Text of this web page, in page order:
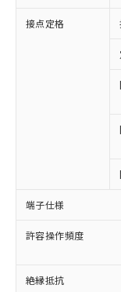
接点定格
端子仕様
許容操作頻度
絶縁抵抗
ご利
以下の条
ご利用く
商
(税
当
本
こ
在
記
タ
覧
対応予定
有に対応
対応予定
非含有に
調査・確
非含有の
非該当品
害物質有
仕入先様
いたもの
むを得ず
ミウム(Cd)
※1 中国
「○」：
基準値以
「×」：
基準値を
「－」：
い合わせく
*中国RoHS10
Pb(鉛)
当
為
（
ま
国